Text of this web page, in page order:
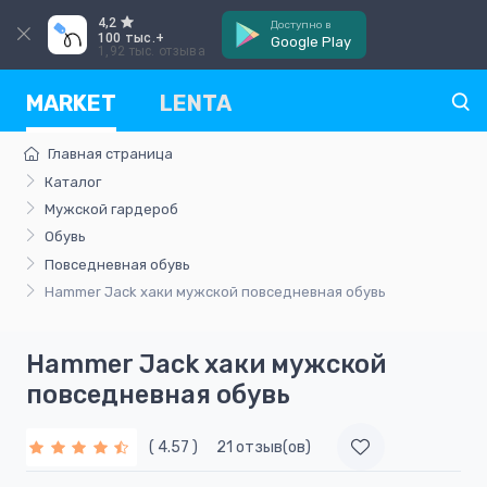
4,2
100 тыс.+
1,92 тыс. отзыва
Доступно в
Google Play
MARKET LENTA
Главная страница
Каталог
Мужской гардероб
Обувь
Повседневная обувь
Hammer Jack хаки мужской повседневная обувь
Hammer Jack хаки мужской
повседневная обувь
( 4.57 ) 21 отзыв(ов)